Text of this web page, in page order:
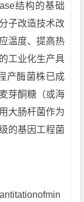
结构的基础
子改造技术改
温度、提高热
工业化生产具
产酶菌株已成
芽酮糖（或海
大肠杆菌作为
的基因工程菌